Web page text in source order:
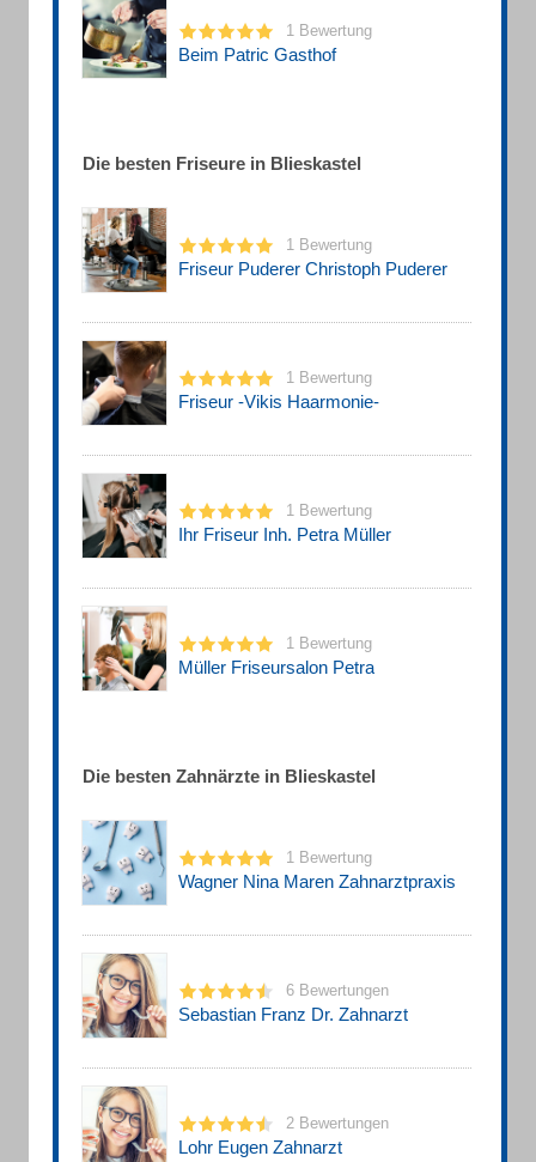
1 Bewertung
Beim Patric Gasthof
Die besten Friseure in Blieskastel
1 Bewertung
Friseur Puderer Christoph Puderer
1 Bewertung
Friseur -Vikis Haarmonie-
1 Bewertung
Ihr Friseur Inh. Petra Müller
1 Bewertung
Müller Friseursalon Petra
Die besten Zahnärzte in Blieskastel
1 Bewertung
Wagner Nina Maren Zahnarztpraxis
6 Bewertungen
Sebastian Franz Dr. Zahnarzt
2 Bewertungen
Lohr Eugen Zahnarzt